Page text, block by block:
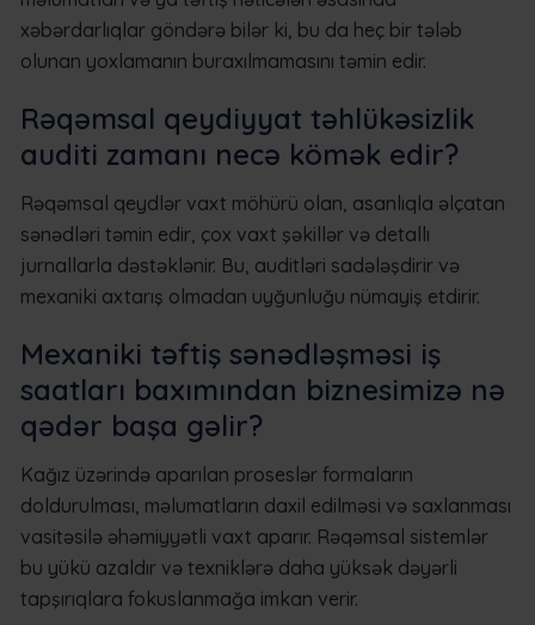
xəbərdarlıqlar göndərə bilər ki, bu da heç bir tələb
olunan yoxlamanın buraxılmamasını təmin edir.
Rəqəmsal qeydiyyat təhlükəsizlik
auditi zamanı necə kömək edir?
Rəqəmsal qeydlər vaxt möhürü olan, asanlıqla əlçatan
sənədləri təmin edir, çox vaxt şəkillər və detallı
jurnallarla dəstəklənir. Bu, auditləri sadələşdirir və
mexaniki axtarış olmadan uyğunluğu nümayiş etdirir.
Mexaniki təftiş sənədləşməsi iş
saatları baxımından biznesimizə nə
qədər başa gəlir?
Kağız üzərində aparılan proseslər formaların
doldurulması, məlumatların daxil edilməsi və saxlanması
vasitəsilə əhəmiyyətli vaxt aparır. Rəqəmsal sistemlər
bu yükü azaldır və texniklərə daha yüksək dəyərli
tapşırıqlara fokuslanmağa imkan verir.